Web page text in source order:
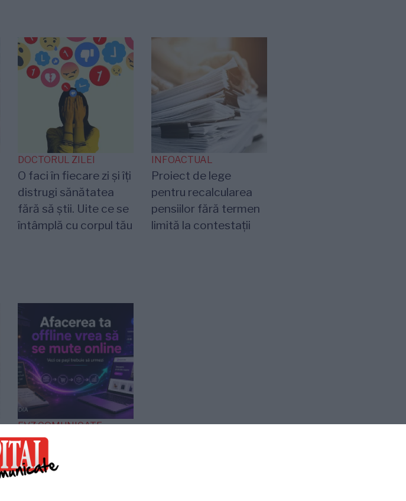
DOCTORUL ZILEI
O faci în fiecare zi și îți
distrugi sănătatea
fără să știi. Uite ce se
întâmplă cu corpul tău
INFOACTUAL
Proiect de lege
pentru recalcularea
pensiilor fără termen
limită la contestații
EVZ COMUNICATE
Agentia Plum Media
lansează un ghid
practic pentru